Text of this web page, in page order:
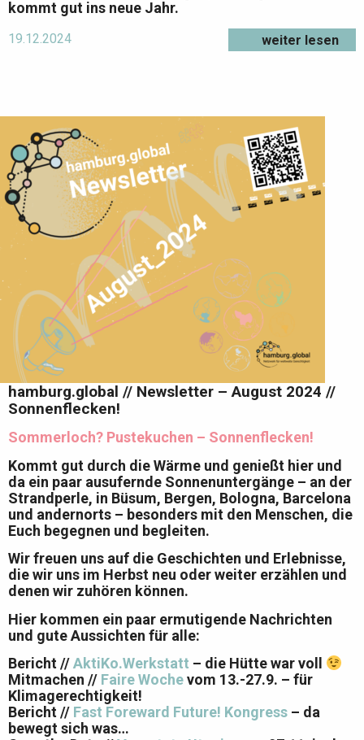
kommt gut ins neue Jahr.
19.12.2024 weiter lesen
hamburg.global // Newsletter – August 2024 //
Sonnenflecken!
Sommerloch? Pustekuchen – Sonnenflecken!
Kommt gut durch die Wärme und genießt hier und
da ein paar ausufernde Sonnenuntergänge – an der
Strandperle, in Büsum, Bergen, Bologna, Barcelona
und andernorts – besonders mit den Menschen, die
Euch begegnen und begleiten.
Wir freuen uns auf die Geschichten und Erlebnisse,
die wir uns im Herbst neu oder weiter erzählen und
denen wir zuhören können.
Hier kommen ein paar ermutigende Nachrichten
und gute Aussichten für alle:
Bericht //AktiKo.Werkstatt – die Hütte war voll
Mitmachen // Faire Wochevom 13.-27.9. – für
Klimagerechtigkeit!
Bericht // Fast Foreward Future! Kongress – da
bewegt sich was…